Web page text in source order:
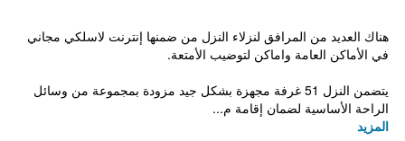
هناك العديد من المرافق لنزلاء النزل من ضمنها إنترنت لاسلكي مجاني
في الأماكن العامة واماكن لتوضيب الأمتعة.
يتضمن النزل 51 غرفة مجهزة بشكل جيد مزودة بمجموعة من وسائل
الراحة الأساسية لضمان إقامة م...
المزيد